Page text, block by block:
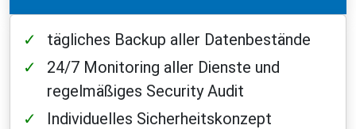
tägliches Backup aller Datenbestände
24/7 Monitoring aller Dienste und
regelmäßiges Security Audit
Individuelles Sicherheitskonzept